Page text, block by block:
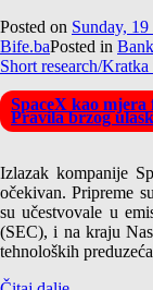
Posted on Sunday,
Bife.baPosted in
Short research/
SpaceX kao
Pravila brzog
Izlazak kompanije
očekivan. Pripreme
su učestvovale u
(SEC), i na kraju
tehnoloških